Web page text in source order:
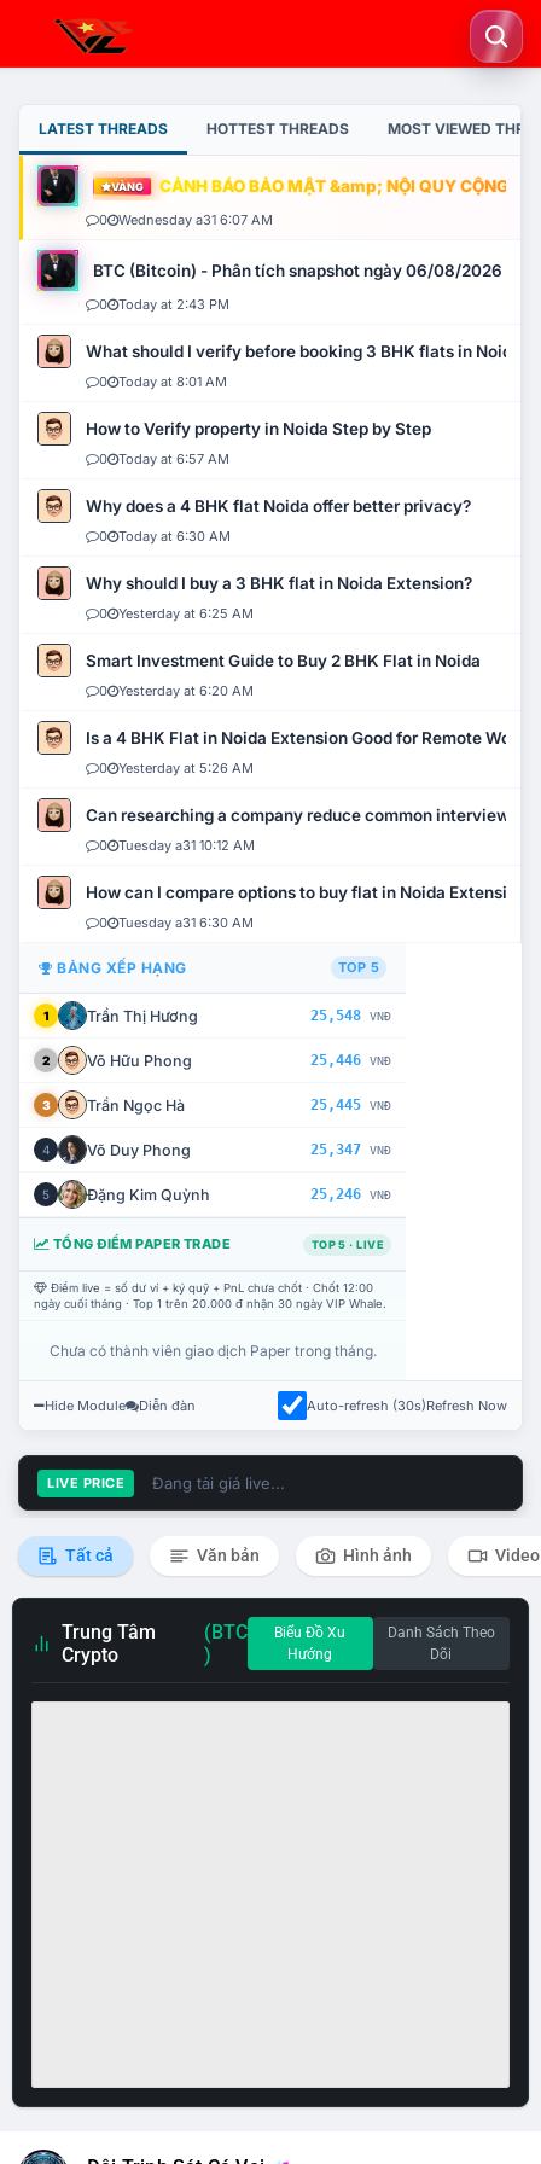
LATEST THREADS HOTTEST THREADS MOST VIEWED
VÀNG CẢNH BÁO BẢO MẬT &amp; NỘI QUY CỘNG
0 Wednesday a31 6:07 AM
BTC (Bitcoin) - Phân tích snapshot ngày 06/08/2026
0 Today at 2:43 PM
What should I verify before booking 3 BHK flats in Noida?
0 Today at 8:01 AM
How to Verify property in Noida Step by Step
0 Today at 6:57 AM
Why does a 4 BHK flat Noida offer better privacy?
0 Today at 6:30 AM
Why should I buy a 3 BHK flat in Noida Extension?
0 Yesterday at 6:25 AM
Smart Investment Guide to Buy 2 BHK Flat in Noida
0 Yesterday at 6:20 AM
Is a 4 BHK Flat in Noida Extension Good for Remote Work?
0 Yesterday at 5:26 AM
Can researching a company reduce common interview
0 Tuesday a31 10:12 AM
How can I compare options to buy flat in Noida Extension?
0 Tuesday a31 6:30 AM
BẢNG XẾP HẠNG TOP 5
1 Trần Thị Hương 25,548 VNĐ
2 Võ Hữu Phong 25,446 VNĐ
3 Trần Ngọc Hà 25,445 VNĐ
4 Võ Duy Phong 25,347 VNĐ
5 Đặng Kim Quỳnh 25,246 VNĐ
TỔNG ĐIỂM PAPER TRADE TOP 5 · LIVE
Điểm live = số dư ví + ký quỹ + PnL chưa chốt · Chốt 12:00
ngày cuối tháng · Top 1 trên 20.000 đ nhận 30 ngày VIP Whale.
Chưa có thành viên giao dịch Paper trong tháng.
Hide Module Diễn đàn Auto-refresh (30s)Refresh Now
LIVE PRICE Đang tải giá live...
Tất cả Văn bản Hình ảnh Video
Trung Tâm
Crypto
(BTC
)
Biểu Đồ Xu
Hướng
Danh Sách Theo
Dõi